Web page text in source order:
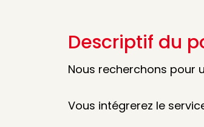
Descriptif du
Nous recherchons pour
Vous intégrerez le